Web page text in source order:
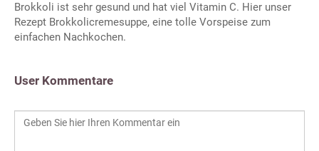
Brokkoli ist sehr gesund und hat viel Vitamin C. Hier unser
Rezept Brokkolicremesuppe, eine tolle Vorspeise zum
einfachen Nachkochen.
User Kommentare